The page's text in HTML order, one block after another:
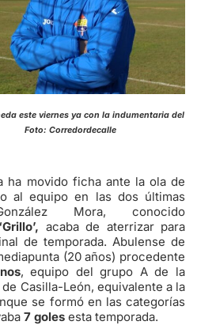
este viernes ya con la indumentaria del
ficha ante la ola de
al equipo en las dos últimas
Mora, conocido
‘Grillo’, acaba de aterrizar para
de temporada. Abulense de
(20 años) procedente
, equipo del grupo A de la
Casilla-León, equivalente a la
se formó en las categorías
7 goles esta temporada.